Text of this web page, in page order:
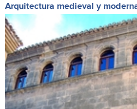
Arquitectura medieval y